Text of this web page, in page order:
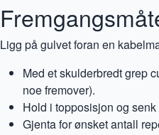
Ligg på gulvet foran en
Med et skulderbredt grep
noe fremover).
Hold i topposisjon og
Gjenta for ønsket antall